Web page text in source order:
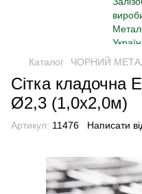
Каталог ЧОРНИЙ
Сітка кладочна
Ø2,3 (1,0х2,0м)
Артикул: 11476 Написати